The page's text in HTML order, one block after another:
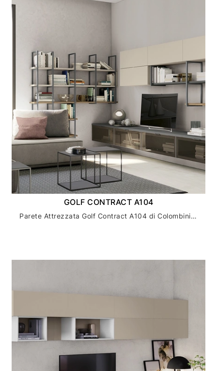
GOLF CONTRACT A104
Parete Attrezzata Golf Contract A104 di Colombini Casa